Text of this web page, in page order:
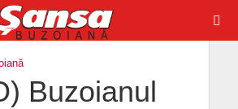
Buzoianul